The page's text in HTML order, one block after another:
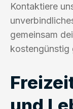
Kontaktiere
gemeinsam
kostengünstig